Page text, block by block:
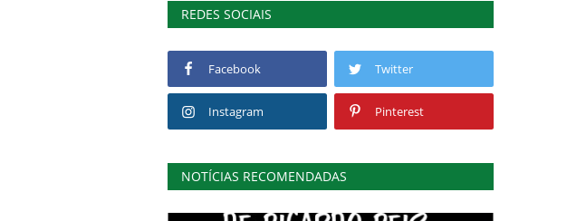
REDES SOCIAIS
Facebook Twitter
Instagram Pinterest
NOTÍCIAS RECOMENDADAS